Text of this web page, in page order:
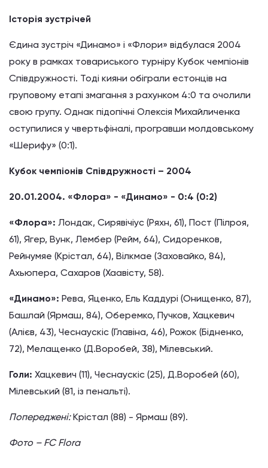
Історія зустрічей
Єдина зустріч «Динамо» і «Флори» відбулася 2004
року в рамках товариського турніру Кубок чемпіонів
Співдружності. Тоді кияни обіграли естонців на
груповому етапі змагання з рахунком 4:0 та очолили
свою групу. Однак підопічні Олексія Михайличенка
оступилися у чвертьфіналі, програвши молдовському
«Шерифу» (0:1).
Кубок чемпіонів Співдружності – 2004
20.01.2004. «Флора» - «Динамо» - 0:4 (0:2)
«Флора»: Лондак, Сирявічіус (Ряхн, 61), Пост (Пілроя,
61), Ягер, Вунк, Лембер (Рейм, 64), Сидоренков,
Рейнумяе (Крістал, 64), Вілкмае (Заховайко, 84),
Ахьюпера, Сахаров (Хаавісту, 58).
«Динамо»: Рева, Яценко, Ель Каддурі (Онищенко, 87),
Башлай (Ярмаш, 84), Оберемко, Пучков, Хацкевич
(Алієв, 43), Чеснаускіс (Главіна, 46), Рожок (Бідненко,
72), Мелащенко (Д.Воробей, 38), Мілевський.
Голи: Хацкевич (11), Чеснаускіс (25), Д.Воробей (60),
Мілевський (81, із пенальті).
Попереджені:Крістал (88) - Ярмаш (89).
Фото – FC Flora